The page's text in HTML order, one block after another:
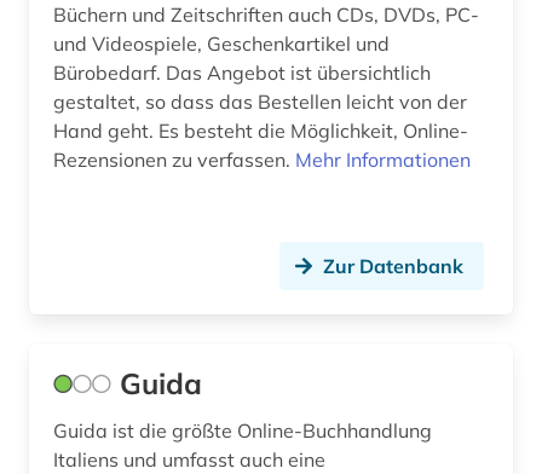
Büchern und Zeitschriften auch CDs, DVDs, PC-
und Videospiele, Geschenkartikel und
Bürobedarf. Das Angebot ist übersichtlich
gestaltet, so dass das Bestellen leicht von der
Hand geht. Es besteht die Möglichkeit, Online-
Rezensionen zu verfassen. Mehr Informationen
Zur Datenbank
Guida
Guida ist die größte Online-Buchhandlung
Italiens und umfasst auch eine